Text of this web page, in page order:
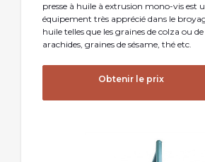
presse à huile à extrusion mono-vis est
équipement très apprécié dans le
huile telles que les graines de colza ou
arachides, graines de sésame, thé etc.
Obtenir le prix